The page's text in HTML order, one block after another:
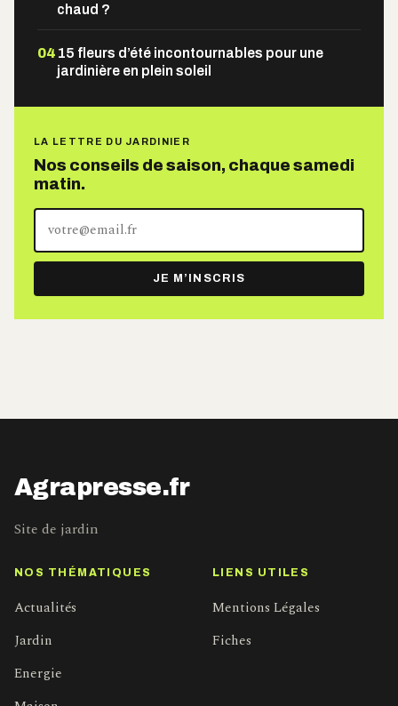
chaud ?
04 15 fleurs d’été incontournables pour une
jardinière en plein soleil
LA LETTRE DU JARDINIER
Nos conseils de saison, chaque samedi
matin.
Votre
adresse
e-
mail
JE M’INSCRIS
Agrapresse.fr
Site de jardin
NOS THÉMATIQUES
Actualités
Jardin
Energie
LIENS UTILES
Mentions Légales
Fiches